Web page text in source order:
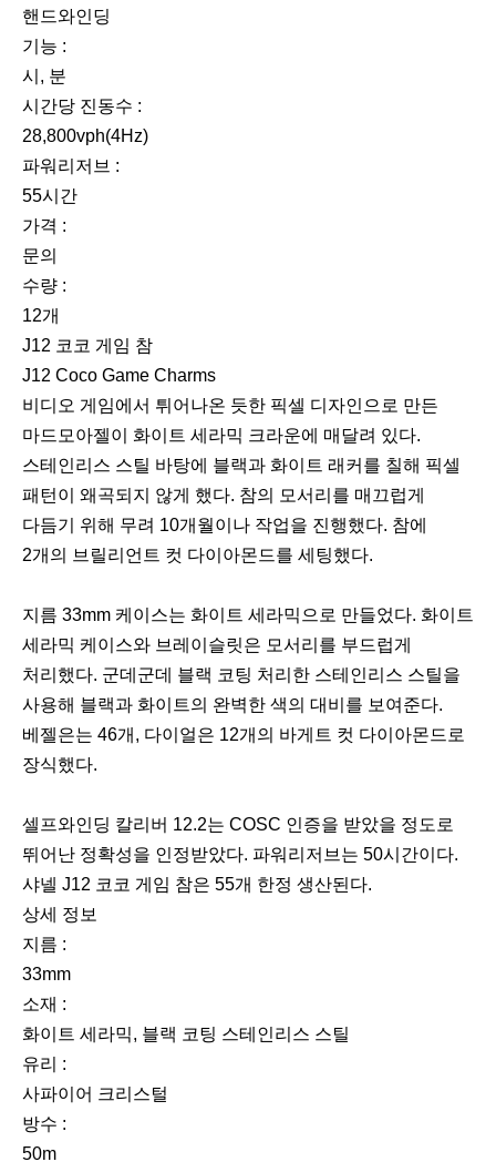
핸드와인딩
기능 :
시, 분
시간당 진동수 :
28,800vph(4Hz)
파워리저브 :
55시간
가격 :
문의
수량 :
12개
J12 코코 게임 참
J12 Coco Game Charms
비디오 게임에서 튀어나온 듯한 픽셀 디자인으로 만든
마드모아젤이 화이트 세라믹 크라운에 매달려 있다.
스테인리스 스틸 바탕에 블랙과 화이트 래커를 칠해 픽셀
패턴이 왜곡되지 않게 했다. 참의 모서리를 매끄럽게
다듬기 위해 무려 10개월이나 작업을 진행했다. 참에
2개의 브릴리언트 컷 다이아몬드를 세팅했다.
지름 33mm 케이스는 화이트 세라믹으로 만들었다. 화이트
세라믹 케이스와 브레이슬릿은 모서리를 부드럽게
처리했다. 군데군데 블랙 코팅 처리한 스테인리스 스틸을
사용해 블랙과 화이트의 완벽한 색의 대비를 보여준다.
베젤은는 46개, 다이얼은 12개의 바게트 컷 다이아몬드로
장식했다.
셀프와인딩 칼리버 12.2는 COSC 인증을 받았을 정도로
뛰어난 정확성을 인정받았다. 파워리저브는 50시간이다.
샤넬 J12 코코 게임 참은 55개 한정 생산된다.
상세 정보
지름 :
33mm
소재 :
화이트 세라믹, 블랙 코팅 스테인리스 스틸
유리 :
사파이어 크리스털
방수 :
50m